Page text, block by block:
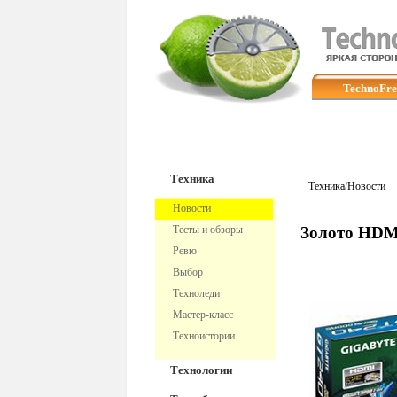
Техника
Новости
Тесты и обзоры
Ревю
Выбор
Техноледи
Мастер-класс
Техноистории
Технологии
Техника/Новости
Золото